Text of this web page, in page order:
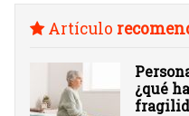
Artículo
¿qué